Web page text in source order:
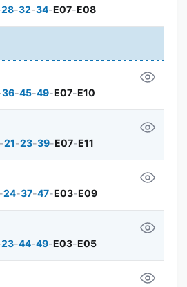
28-32-34-E07-E08
36-45-49-E07-E10
-21-23-39-E07-E11
-24-37-47-E03-E09
23-44-49-E03-E05